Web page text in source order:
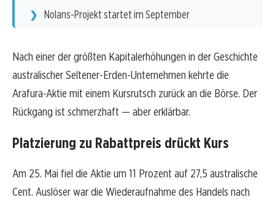
Nolans-Projekt startet im September
Nach einer der größten Kapitalerhöhungen in der Geschichte
australischer Seltener-Erden-Unternehmen kehrte die
Arafura-Aktie mit einem Kursrutsch zurück an die Börse. Der
Rückgang ist schmerzhaft — aber erklärbar.
Platzierung zu Rabattpreis drückt Kurs
Am 25. Mai fiel die Aktie um 11 Prozent auf 27,5 australische
Cent. Auslöser war die Wiederaufnahme des Handels nach